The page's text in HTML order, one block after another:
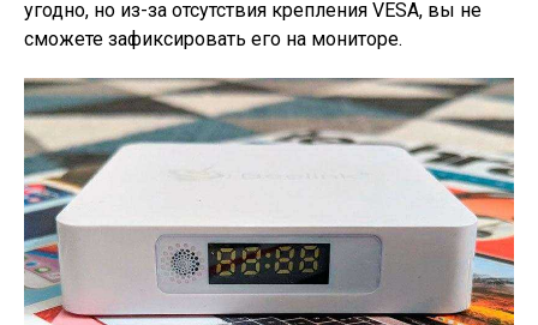
угодно, но из-за отсутствия крепления VESA, вы не
сможете зафиксировать его на мониторе.